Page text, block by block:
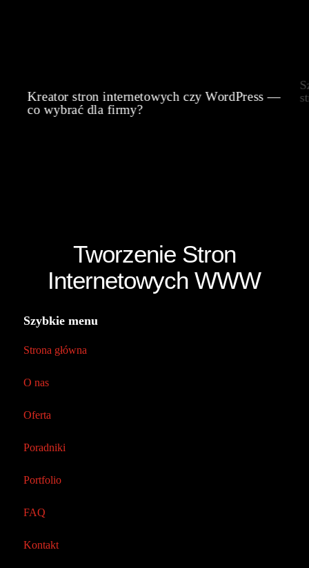
Szablony WordPress — jak wybrać szablon
strony dla firmy?
Tworzenie Stron
Internetowych WWW
Szybkie menu
Strona główna
O nas
Oferta
Poradniki
Portfolio
FAQ
Kontakt